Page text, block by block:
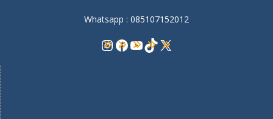
Whatsapp : 085107152012
Instagram
Facebook
YouTube
TikTok
X